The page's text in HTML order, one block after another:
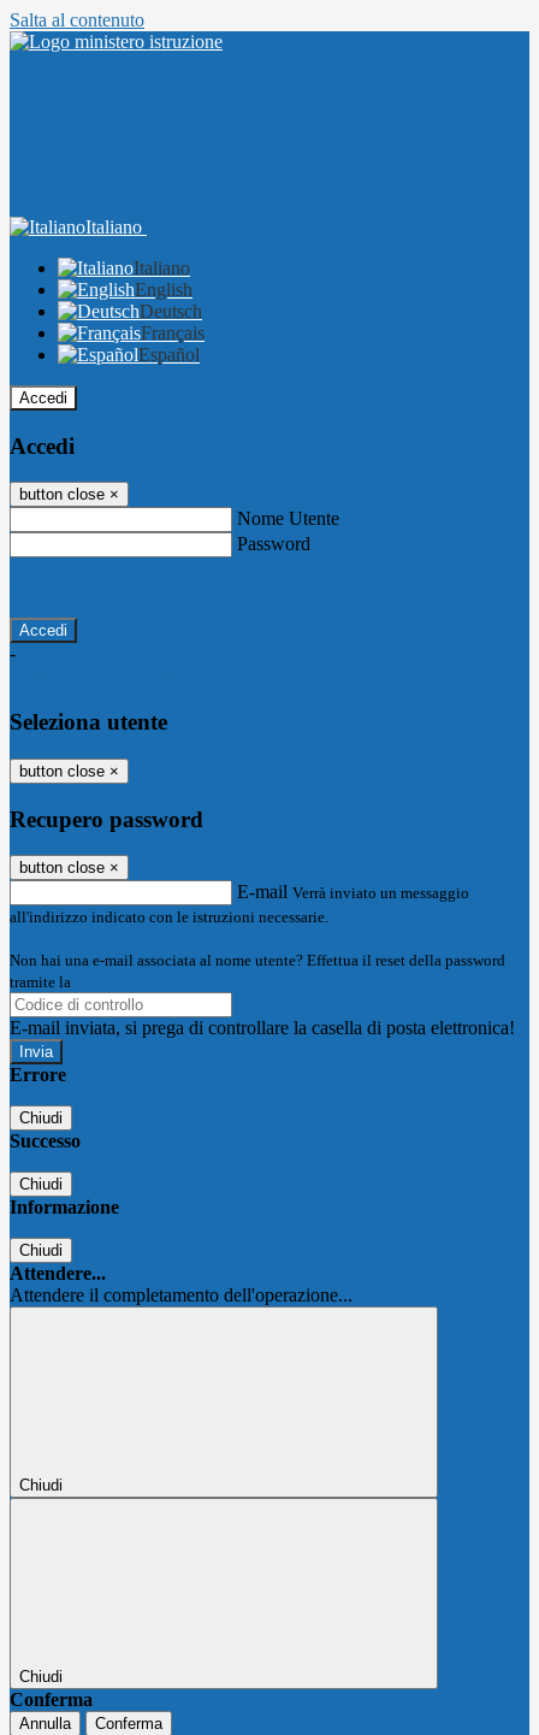
Salta al contenuto
Italiano
Italiano
English
Deutsch
Français
Español
Accedi
Accedi
button close ×
Nome Utente
Password
-
Seleziona utente
button close ×
Recupero password
button close ×
E-mail Verrà inviato un messaggio
all'indirizzo indicato con le istruzioni necessarie.
Non hai una e-mail associata al nome utente? Effettua il reset della password
tramite la
E-mail inviata, si prega di controllare la casella di posta elettronica!
Errore
Chiudi
Successo
Chiudi
Informazione
Chiudi
Attendere...
Attendere il completamento dell'operazione...
Chiudi
Chiudi
Conferma
Annulla Conferma